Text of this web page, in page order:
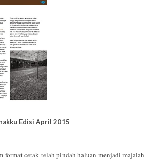
Edisi April 2015
cetak telah pindah haluan menjadi majalah